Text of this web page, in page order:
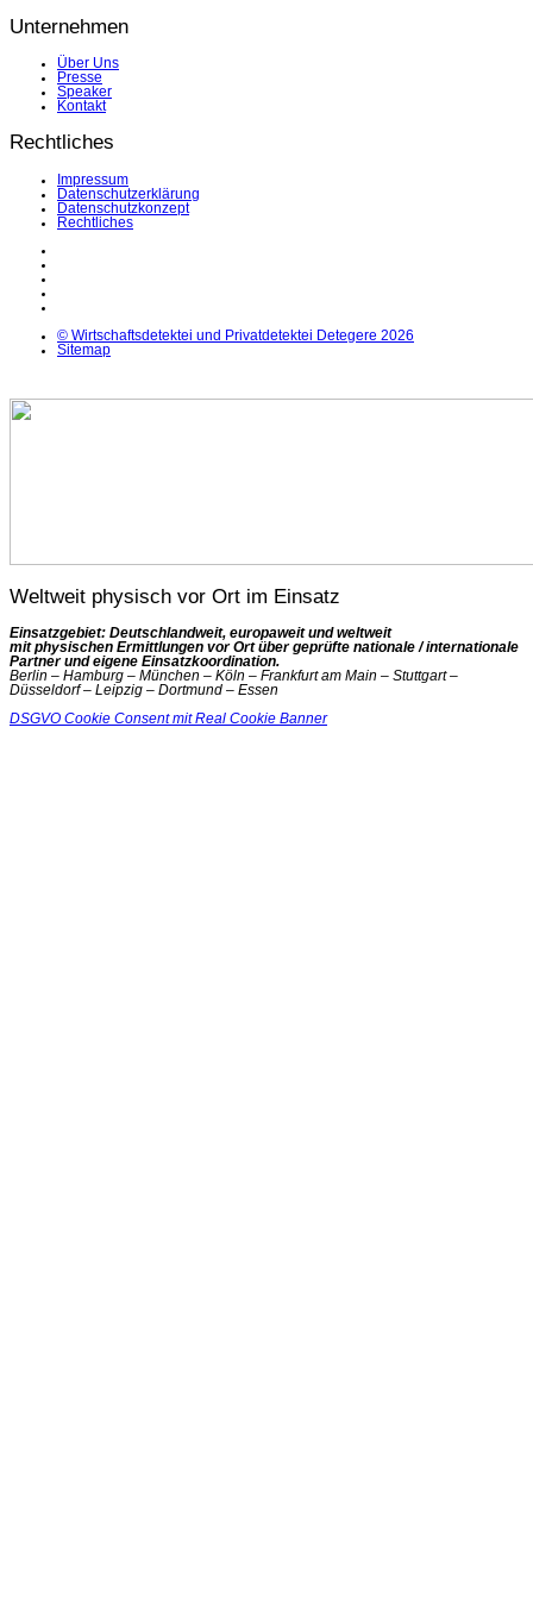
Unternehmen
Über Uns
Presse
Speaker
Kontakt
Rechtliches
Impressum
Datenschutzerklärung
Datenschutzkonzept
Rechtliches
© Wirtschaftsdetektei und Privatdetektei Detegere 2026
Sitemap
Weltweit physisch vor Ort im Einsatz
Einsatzgebiet: Deutschlandweit, europaweit und weltweit
mit physischen Ermittlungen vor Ort über geprüfte nationale / internationale
Partner und eigene Einsatzkoordination.
Berlin – Hamburg – München – Köln – Frankfurt am Main – Stuttgart –
Düsseldorf – Leipzig – Dortmund – Essen
DSGVO Cookie Consent mit Real Cookie Banner